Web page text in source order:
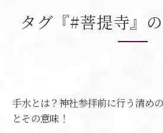
タグ『#菩提寺』
手水とは？神社参拝前に行う清め
とその意味！